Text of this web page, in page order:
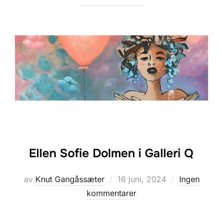
Ellen Sofie Dolmen i Galleri Q
av Knut Gangåssæter
Posted
on
16 juni, 2024
Ingen
kommentarer